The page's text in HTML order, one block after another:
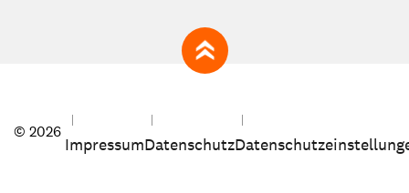
zum Seitenanfang
© 2026
ImpressumDatenschutz